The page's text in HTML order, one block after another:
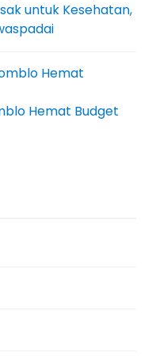
untuk Kesehatan,
Hemat Budget